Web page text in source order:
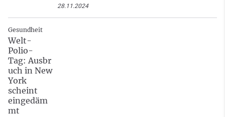
28.11.2024
Gesundheit
Welt-
Polio-
Tag: Ausbr
uch in New
York
scheint
eingedäm
mt